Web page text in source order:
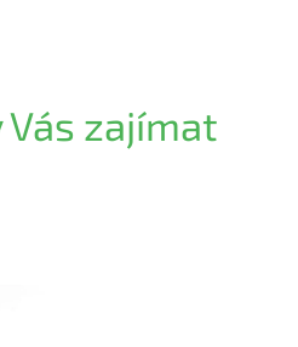
zajímat